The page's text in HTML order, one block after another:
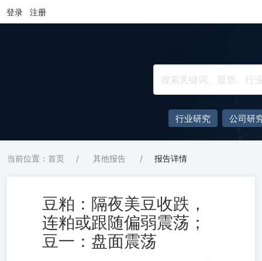
登录 注册
行业研究 公司研
当前位置：首页 / 其他报告 / 报告详情
豆粕：隔夜美豆收跌，
连粕或跟随偏弱震荡；
豆一：盘面震荡